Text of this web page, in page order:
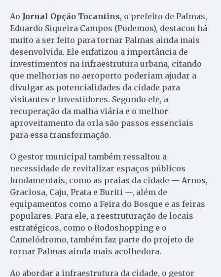
Ao Jornal Opção Tocantins, o prefeito de Palmas,
Eduardo Siqueira Campos (Podemos), destacou há
muito a ser feito para tornar Palmas ainda mais
desenvolvida. Ele enfatizou a importância de
investimentos na infraestrutura urbana, citando
que melhorias no aeroporto poderiam ajudar a
divulgar as potencialidades da cidade para
visitantes e investidores. Segundo ele, a
recuperação da malha viária e o melhor
aproveitamento da orla são passos essenciais
para essa transformação.
O gestor municipal também ressaltou a
necessidade de revitalizar espaços públicos
fundamentais, como as praias da cidade — Arnos,
Graciosa, Caju, Prata e Buriti —, além de
equipamentos como a Feira do Bosque e as feiras
populares. Para ele, a reestruturação de locais
estratégicos, como o Rodoshopping e o
Camelódromo, também faz parte do projeto de
tornar Palmas ainda mais acolhedora.
Ao abordar a infraestrutura da cidade, o gestor